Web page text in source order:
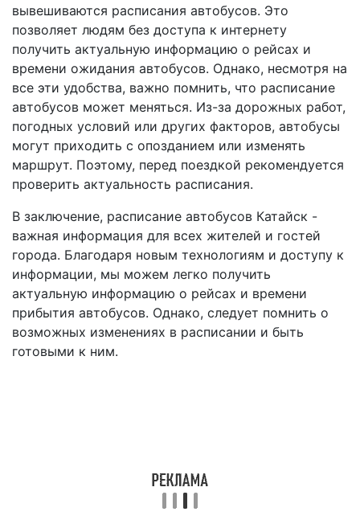
вывешиваются расписания автобусов. Это
позволяет людям без доступа к интернету
получить актуальную информацию о рейсах и
времени ожидания автобусов. Однако, несмотря на
все эти удобства, важно помнить, что расписание
автобусов может меняться. Из-за дорожных работ,
погодных условий или других факторов, автобусы
могут приходить с опозданием или изменять
маршрут. Поэтому, перед поездкой рекомендуется
проверить актуальность расписания.
В заключение, расписание автобусов Катайск -
важная информация для всех жителей и гостей
города. Благодаря новым технологиям и доступу к
информации, мы можем легко получить
актуальную информацию о рейсах и времени
прибытия автобусов. Однако, следует помнить о
возможных изменениях в расписании и быть
готовыми к ним.